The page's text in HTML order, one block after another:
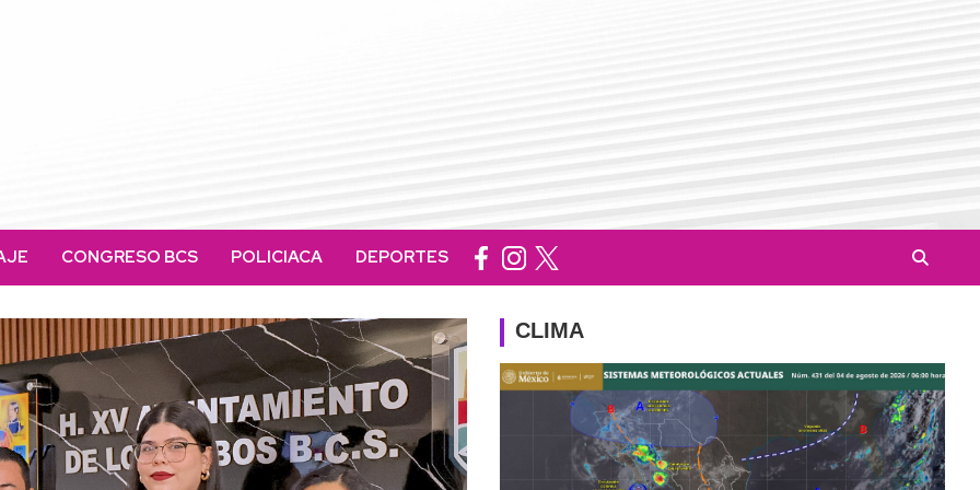
CONGRESO BCS POLICIACA DEPORTES
CLIMA